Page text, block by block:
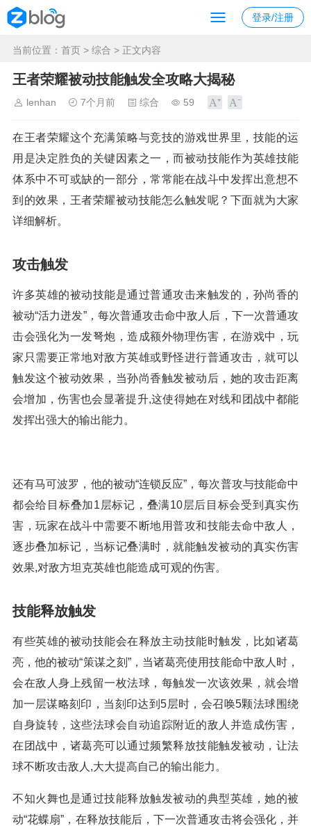
登录/注册
当前位置： 首页 > 综合 > 正文内容
王者荣耀被动技能触发全攻略大揭秘
lenhan 7个月前 综合 59
在王者荣耀这个充满策略与竞技的游戏世界里，技能的运
用是决定胜负的关键因素之一，而被动技能作为英雄技能
体系中不可或缺的一部分，常常能在战斗中发挥出意想不
到的效果，王者荣耀被动技能怎么触发呢？下面就为大家
详细解析。
攻击触发
许多英雄的被动技能是通过普通攻击来触发的，孙尚香的
被动“活力迸发”，每次普通攻击命中敌人后，下一次普通攻
击会强化为一发弩炮，造成额外物理伤害，在游戏中，玩
家只需要正常地对敌方英雄或野怪进行普通攻击，就可以
触发这个被动效果，当孙尚香触发被动后，她的攻击距离
会增加，伤害也会显著提升,这使得她在对线和团战中都能
发挥出强大的输出能力。
还有马可波罗，他的被动“连锁反应”，每次普攻与技能命中
都会给目标叠加1层标记，叠满10层后目标会受到真实伤
害，玩家在战斗中需要不断地用普攻和技能去命中敌人，
逐步叠加标记，当标记叠满时，就能触发被动的真实伤害
效果,对敌方坦克英雄也能造成可观的伤害。
技能释放触发
有些英雄的被动技能会在释放主动技能时触发，比如诸葛
亮，他的被动“策谋之刻”，当诸葛亮使用技能命中敌人时，
会在敌人身上残留一枚法球，每触发一次该效果，就会增
加一层谋略刻印，当刻印达到5层时，会召唤5颗法球围绕
自身旋转，这些法球会自动追踪附近的敌人并造成伤害，
在团战中，诸葛亮可以通过频繁释放技能触发被动，让法
球不断攻击敌人,大大提高自己的输出能力。
不知火舞也是通过技能释放触发被动的典型英雄，她的被
动“花蝶扇”，在释放技能后，下一次普通攻击将会强化，并